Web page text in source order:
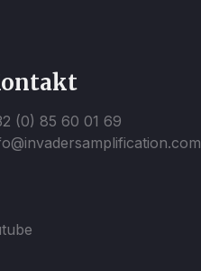
(0) 85 60 01 69